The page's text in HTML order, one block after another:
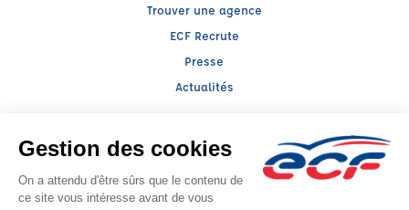
Trouver une agence
ECF Recrute
Presse
Actualités
Facebook (nouvelle fenêtre)
Instagram (nouvelle fenêtre)
LinkedIn (nouvelle fenêtre)
Raison sociale : CESR 35 - Capital social: 166169€
SIREN: 381050020 - Numéro de TVA intracommunautaire: FR 28 381050020